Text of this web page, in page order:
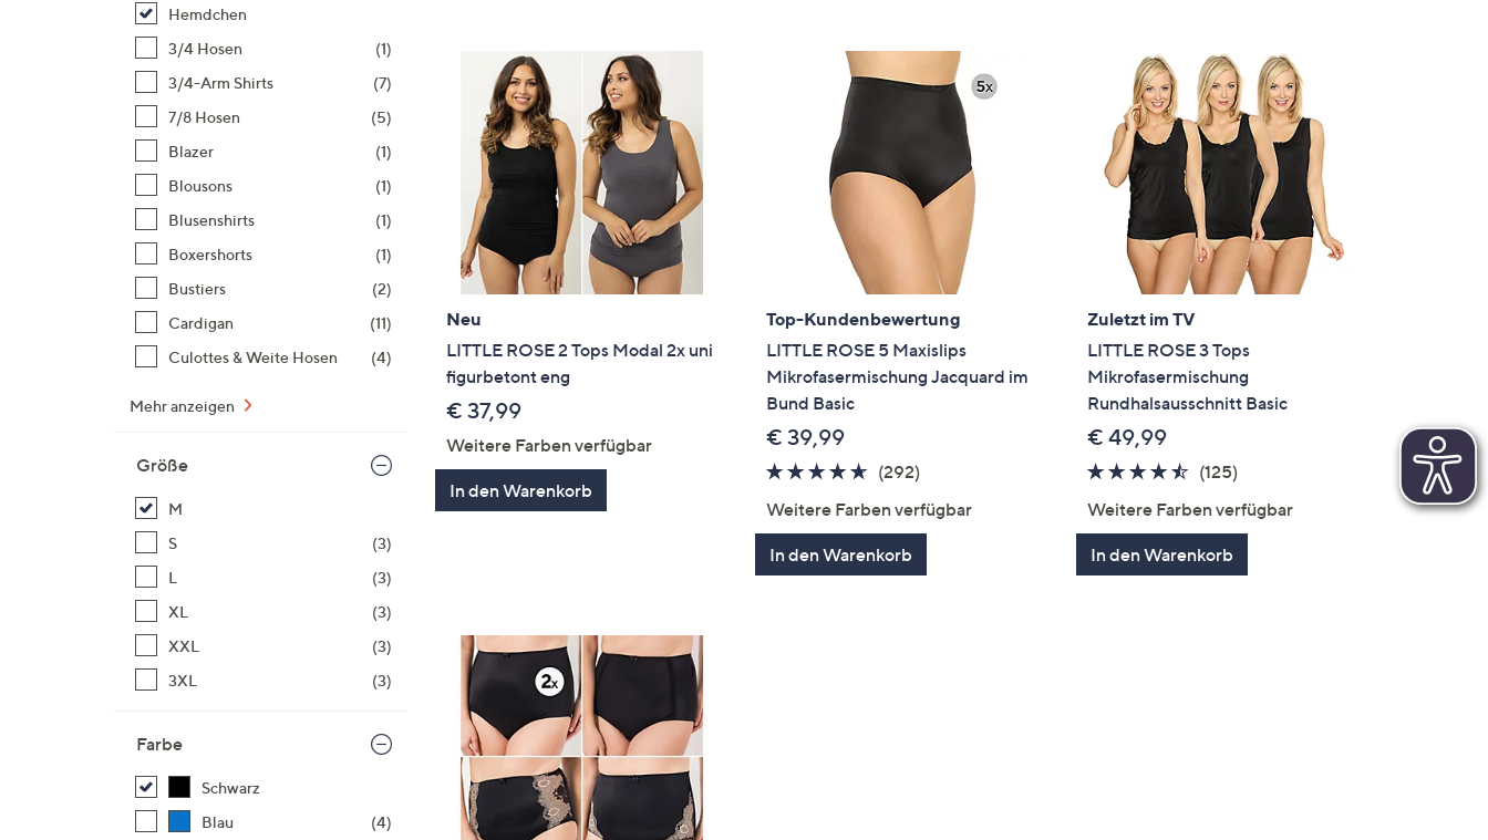
Touch-
Geräten
nach
links
bzw.
rechts,
um
diese
anzuzeigen.
Hemdchen
3/4 Hosen
(1)
3/4-Arm Shirts
(7)
7/8 Hosen
(5)
Blazer
(1)
Blousons
(1)
Blusenshirts
(1)
Boxershorts
(1)
Bustiers
(2)
Cardigan
(11)
Culottes & Weite Hosen
(4)
Mehr anzeigen
Größe
M
S
(3)
L
(3)
XL
(3)
XXL
(3)
3XL
(3)
Farbe
Schwarz
Blau
(4)
Neu
LITTLE ROSE 2 Tops Modal 2x uni
figurbetont eng
€ 37,99
Weitere Farben verfügbar
In den Warenkorb
Top-Kundenbewertung
LITTLE ROSE 5 Maxislips
Mikrofasermischung Jacquard im
Bund Basic
€ 39,99
4.6
5
(292)
Weitere Farben verfügbar
In den Warenkorb
Zuletzt im TV
LITTLE ROSE 3 Tops
Mikrofasermischung
Rundhalsausschnitt Basic
€ 49,99
4.4
5
(125)
Weitere Farben verfügbar
In den Warenkorb